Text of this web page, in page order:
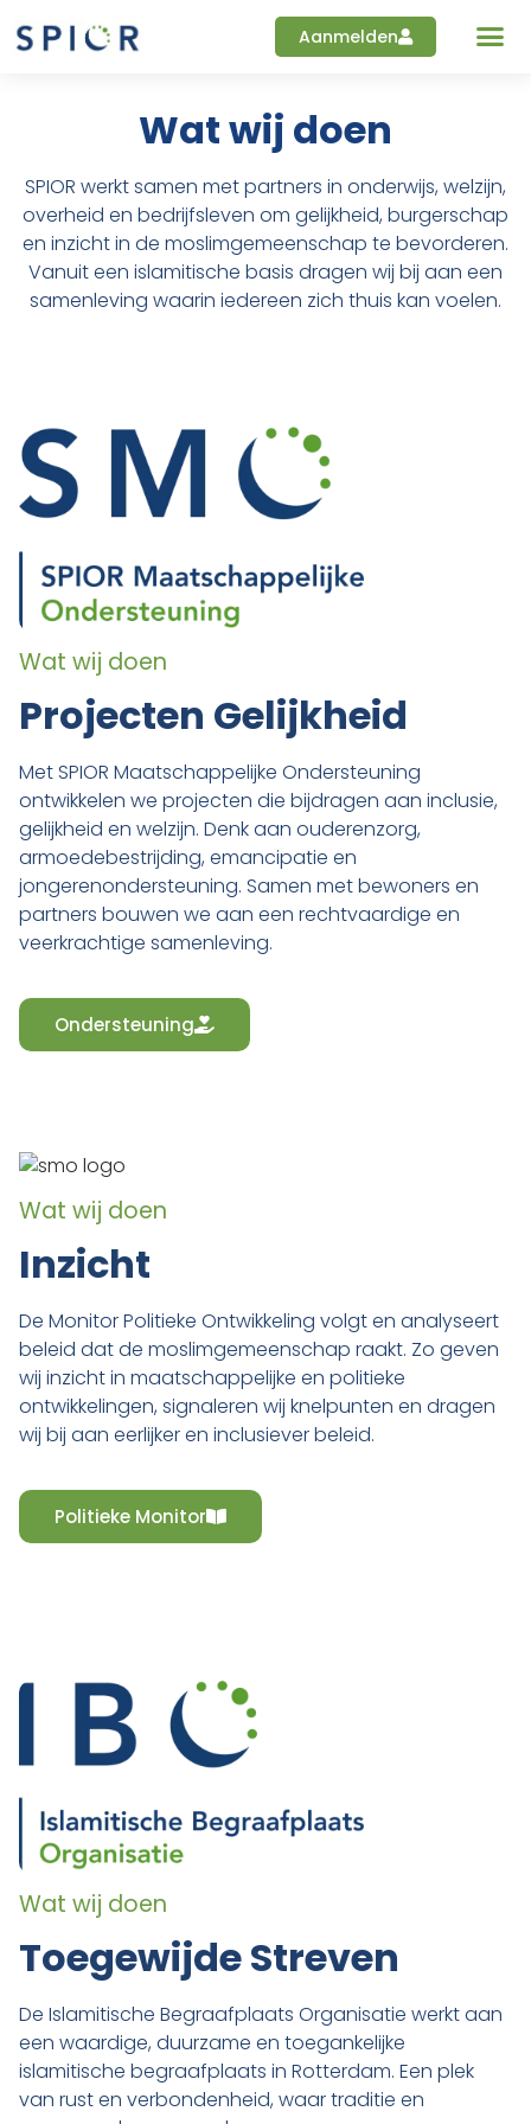
Aanmelden
Wat wij doen
SPIOR werkt samen met partners in onderwijs, welzijn,
overheid en bedrijfsleven om gelijkheid, burgerschap
en inzicht in de moslimgemeenschap te bevorderen.
Vanuit een islamitische basis dragen wij bij aan een
samenleving waarin iedereen zich thuis kan voelen.
Wat wij doen
Projecten Gelijkheid
Met SPIOR Maatschappelijke Ondersteuning
ontwikkelen we projecten die bijdragen aan inclusie,
gelijkheid en welzijn. Denk aan ouderenzorg,
armoedebestrijding, emancipatie en
jongerenondersteuning. Samen met bewoners en
partners bouwen we aan een rechtvaardige en
veerkrachtige samenleving.
Ondersteuning
Wat wij doen
Inzicht
De Monitor Politieke Ontwikkeling volgt en analyseert
beleid dat de moslimgemeenschap raakt. Zo geven
wij inzicht in maatschappelijke en politieke
ontwikkelingen, signaleren wij knelpunten en dragen
wij bij aan eerlijker en inclusiever beleid.
Politieke Monitor
Wat wij doen
Toegewijde Streven
De Islamitische Begraafplaats Organisatie werkt aan
een waardige, duurzame en toegankelijke
islamitische begraafplaats in Rotterdam. Een plek
van rust en verbondenheid, waar traditie en